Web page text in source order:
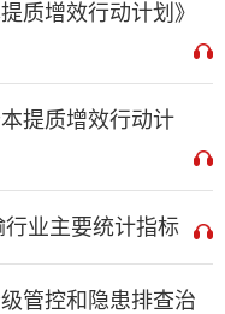
质增效行动计划》
提质增效行动计
行业主要统计指标
管控和隐患排查治